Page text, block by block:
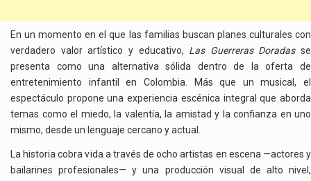
En un momento en el que las familias buscan planes culturales con
verdadero valor artístico y educativo, Las Guerreras Doradasse
presenta como una alternativa sólida dentro de la oferta de
entretenimiento infantil en Colombia. Más que un musical, el
espectáculo propone una experiencia escénica integral que aborda
temas como el miedo, la valentía, la amistad y la confianza en uno
mismo, desde un lenguaje cercano y actual.
La historia cobra vida a través de ocho artistas en escena —actores y
bailarines profesionales— y una producción visual de alto nivel,